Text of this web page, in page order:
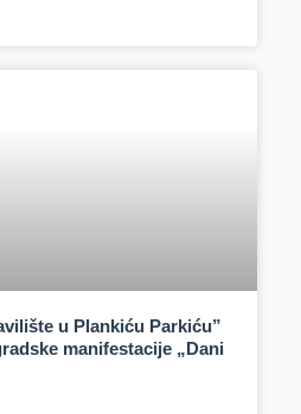
u Plankiću Parkiću”
manifestacije „Dani